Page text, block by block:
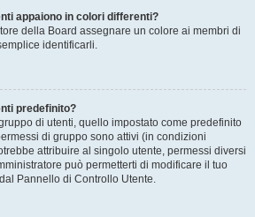
appaiono in colori differenti?
della Board assegnare un colore ai membri di
identificarli.
predefinito?
di utenti, quello impostato come predefinito
di gruppo sono attivi (in condizioni
attribuire al singolo utente, permessi diversi
può permetterti di modificare il tuo
Pannello di Controllo Utente.